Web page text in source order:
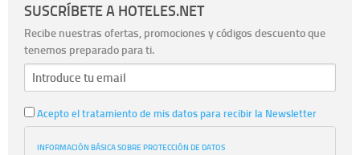
SUSCRÍBETE A HOTELES.NET
Recibe nuestras ofertas, promociones y códigos descuento que
tenemos preparado para ti.
Acepto el tratamiento de mis datos para recibir la Newsletter
INFORMACIÓN BÁSICA SOBRE PROTECCIÓN DE DATOS